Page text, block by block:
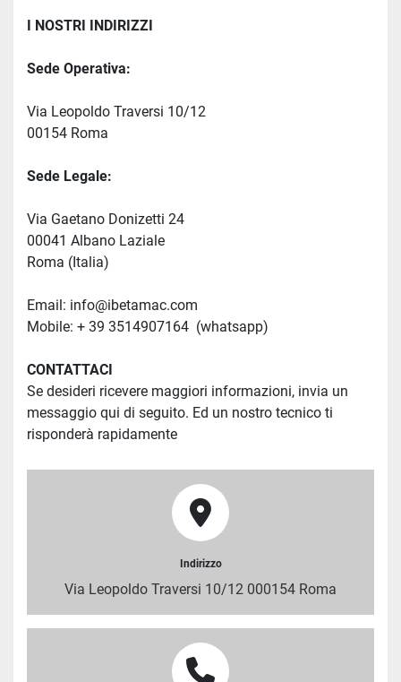
I NOSTRI INDIRIZZI
Sede Operativa:
Via Leopoldo Traversi 10/12
00154 Roma
Sede Legale:
Via Gaetano Donizetti 24
00041 Albano Laziale
Roma (Italia)
Email: info@ibetamac.com
Mobile: + 39 3514907164  (whatsapp)
CONTATTACI
Se desideri ricevere maggiori informazioni, invia un
messaggio qui di seguito. Ed un nostro tecnico ti
risponderà rapidamente
Indirizzo
Via Leopoldo Traversi 10/12 000154 Roma